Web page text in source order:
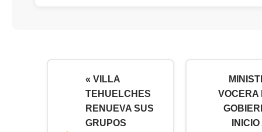
« VILLA
TEHUELCHES
RENUEVA SUS
GRUPOS
VOCERA